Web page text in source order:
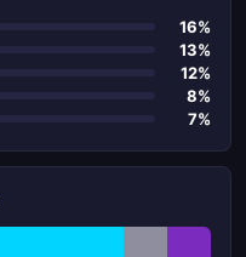
16%
13%
12%
8%
7%